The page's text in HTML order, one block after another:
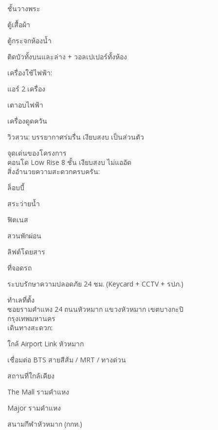
ชั้นวางพระ
ตู้เสื้อผ้า
ตู้กระจกห้องน้ำ
ติดบัวทั้งบนและล่าง + วอลเปเปอร์ทั้งห้อง
เครื่องใช้ไฟฟ้า:
แอร์ 2 เครื่อง
เตาอบไฟฟ้า
เครื่องดูดควัน
วิวสวน: บรรยากาศร่มรื่น เงียบสงบ เป็นส่วนตัว
จุดเด่นของโครงการ
คอนโด Low Rise 8 ชั้น เงียบสงบ ไม่แออัด
สิ่งอำนวยความสะดวกครบครัน:
ล็อบบี้
สระว่ายน้ำ
ฟิตเนส
สวนพักผ่อน
ลิฟต์โดยสาร
ที่จอดรถ
ระบบรักษาความปลอดภัย 24 ชม. (Keycard + CCTV + รปภ.)
ทำเลที่ตั้ง
ซอยรามคำแหง 24 ถนนหัวหมาก แขวงหัวหมาก เขตบางกะปิ
กรุงเทพมหานคร
เดินทางสะดวก:
ใกล้ Airport Link หัวหมาก
เชื่อมต่อ BTS สายสีส้ม / MRT / ทางด่วน
สถานที่ใกล้เคียง
The Mall รามคำแหง
Major รามคำแหง
สนามกีฬาหัวหมาก (กกท.)